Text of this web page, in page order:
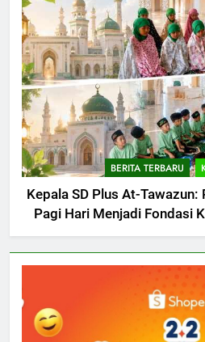
BERITA TERBARU
Kepala SD Plus At-
Pagi Hari Menjadi Fondasi
Siswa